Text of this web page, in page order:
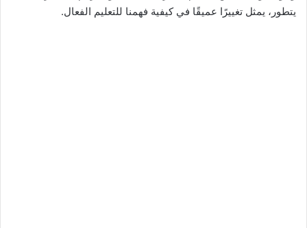
يتطور، يمثل تغييرًا عميقًا في كيفية فهمنا للتعليم الفعال.